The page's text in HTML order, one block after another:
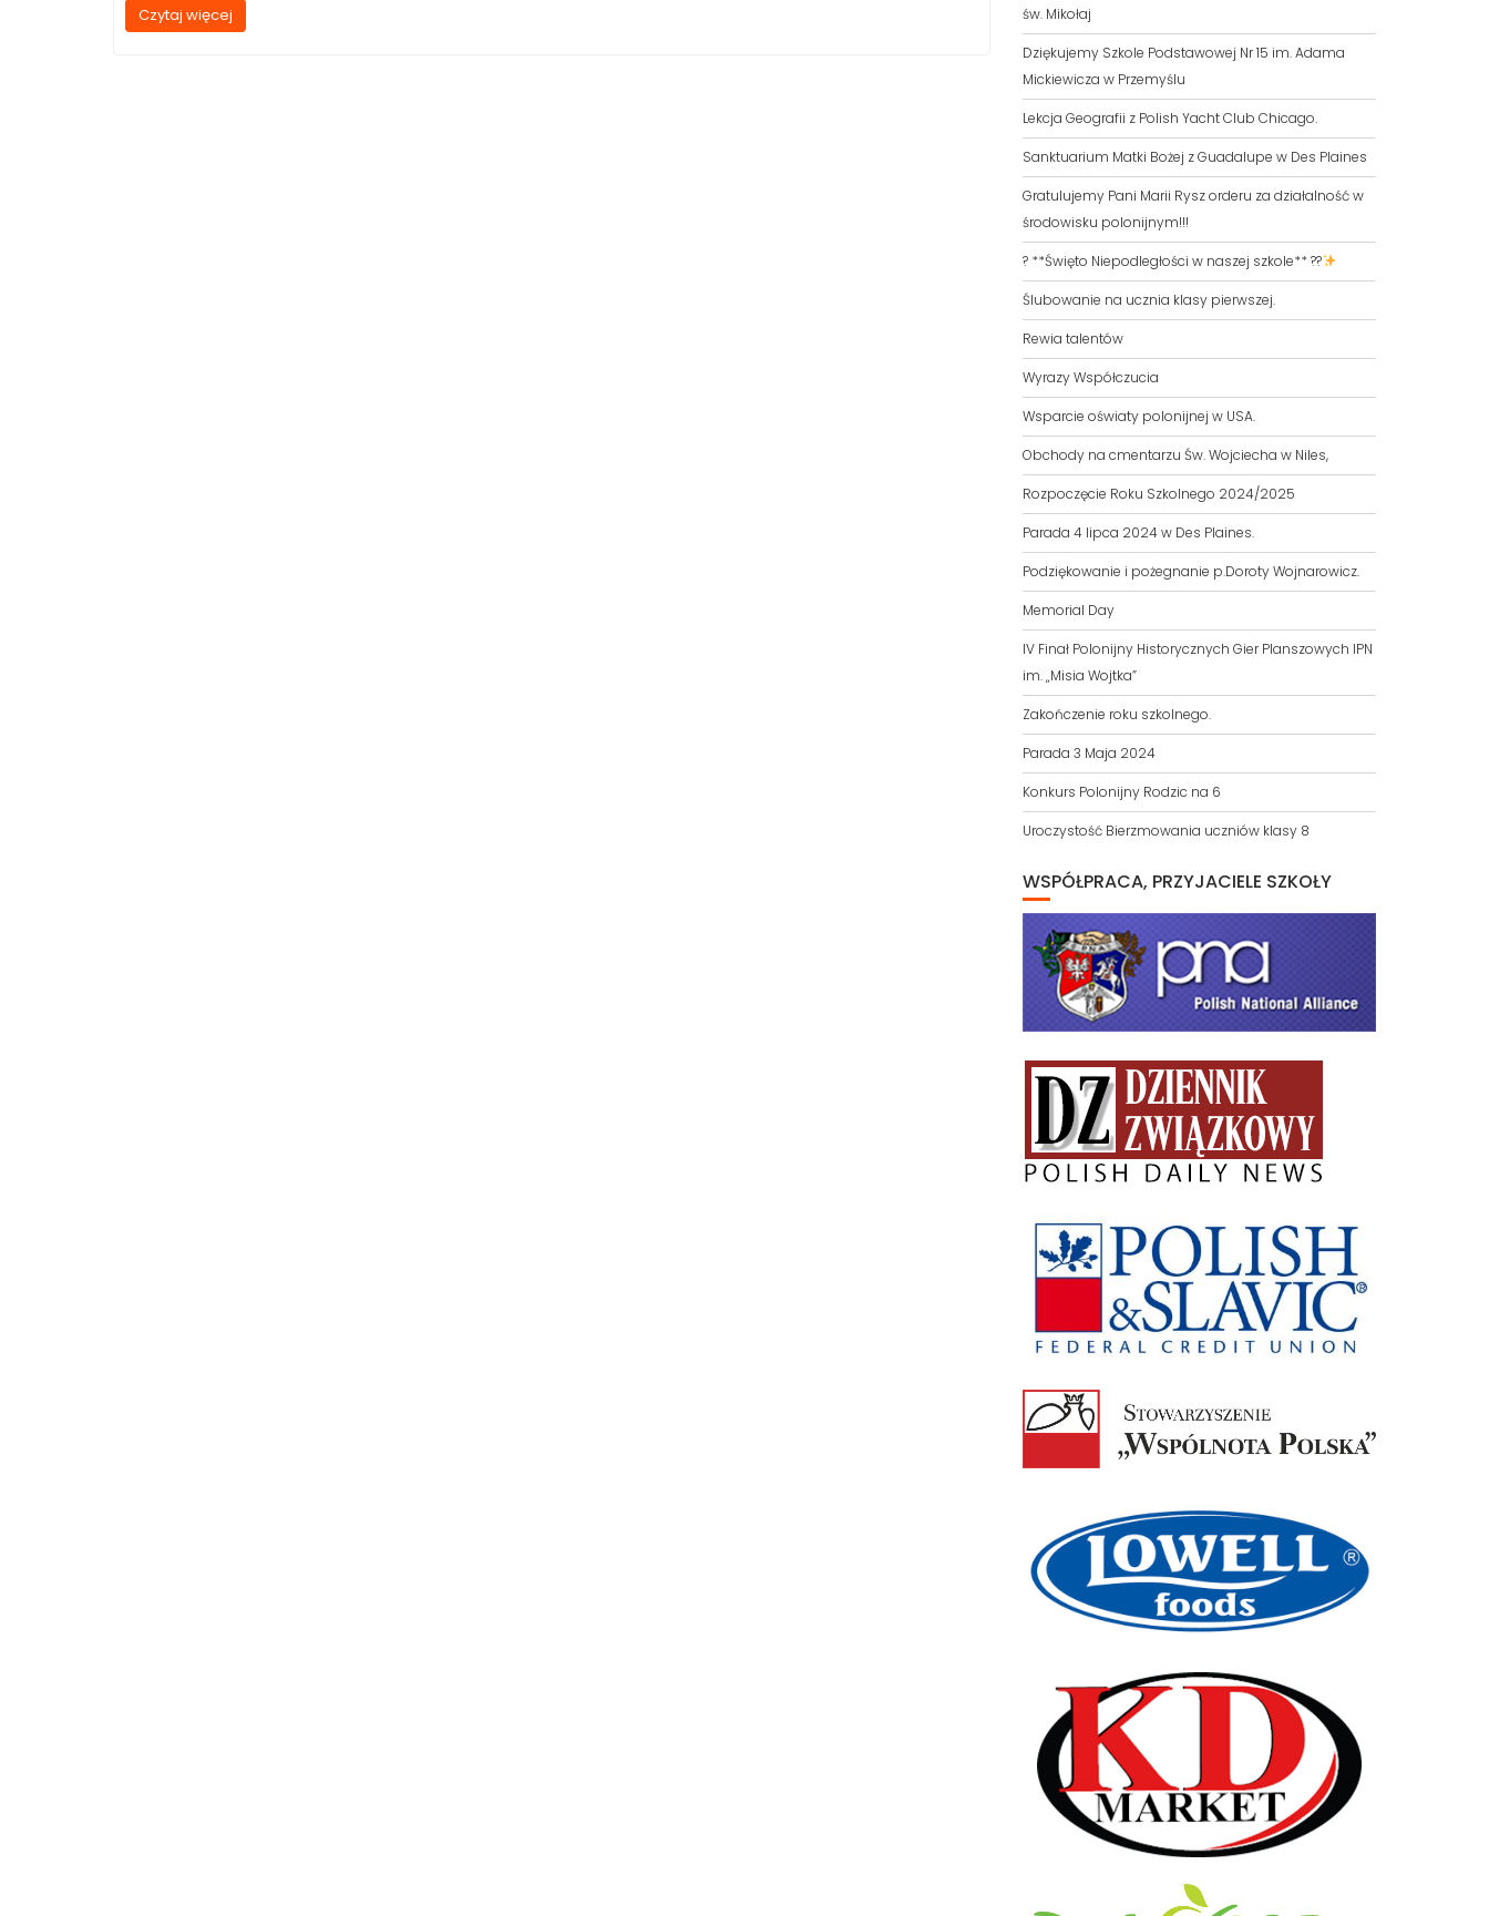
Czytaj więcej św. Mikołaj
Dziękujemy Szkole Podstawowej Nr 15 im. Adama
Mickiewicza w Przemyślu
Lekcja Geografii z Polish Yacht Club Chicago.
Sanktuarium Matki Bożej z Guadalupe w Des Plaines
Gratulujemy Pani Marii Rysz orderu za działalność w
środowisku polonijnym!!!
? **Święto Niepodległości w naszej szkole** ??
Ślubowanie na ucznia klasy pierwszej.
Rewia talentów
Wyrazy Współczucia
Wsparcie oświaty polonijnej w USA.
Obchody na cmentarzu Św. Wojciecha w Niles,
Rozpoczęcie Roku Szkolnego 2024/2025
Parada 4 lipca 2024 w Des Plaines.
Podziękowanie i pożegnanie p.Doroty Wojnarowicz.
Memorial Day
IV Finał Polonijny Historycznych Gier Planszowych IPN
im. „Misia Wojtka”
Zakończenie roku szkolnego.
Parada 3 Maja 2024
Konkurs Polonijny Rodzic na 6
Uroczystość Bierzmowania uczniów klasy 8
WSPÓŁPRACA, PRZYJACIELE SZKOŁY